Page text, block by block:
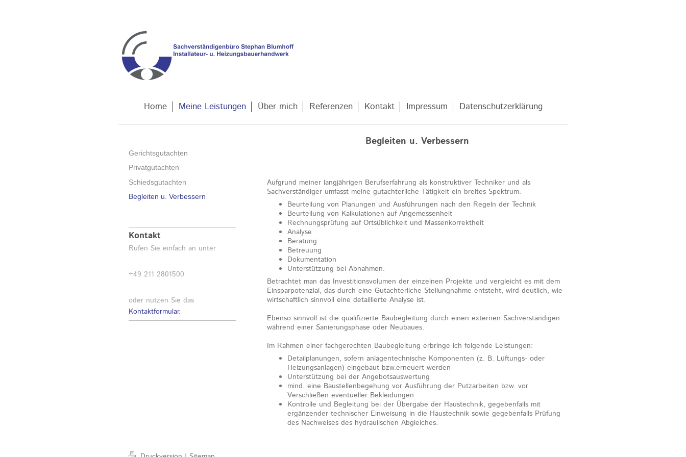
Home Meine Leistungen Über mich Referenzen Kontakt Impressum Datenschutzerklärung
Begleiten u. Verbessern
Aufgrund meiner langjährigen Berufserfahrung als konstruktiver Techniker und als
Sachverständiger umfasst meine gutachterliche Tätigkeit ein breites Spektrum.
Beurteilung von Planungen und Ausführungen nach den Regeln der Technik
Beurteilung von Kalkulationen auf Angemessenheit
Rechnungsprüfung auf Ortsüblichkeit und Massenkorrektheit
Analyse
Beratung
Betreuung
Dokumentation
Unterstützung bei Abnahmen.
Betrachtet man das Investitionsvolumen der einzelnen Projekte und vergleicht es mit dem
Einsparpotenzial, das durch eine Gutachterliche Stellungnahme entsteht, wird deutlich, wie
wirtschaftlich sinnvoll eine detaillierte Analyse ist.
Ebenso sinnvoll ist die qualifizierte Baubegleitung durch einen externen Sachverständigen
während einer Sanierungsphase oder Neubaues.
Im Rahmen einer fachgerechten Baubegleitung erbringe ich folgende Leistungen:
Detailplanungen, sofern anlagentechnische Komponenten (z. B. Lüftungs- oder
Heizungsanlagen) eingebaut bzw.erneuert werden
Unterstützung bei der Angebotsauswertung
mind. eine Baustellenbegehung vor Ausführung der Putzarbeiten bzw. vor
Verschließen eventueller Bekleidungen
Kontrolle und Begleitung bei der Übergabe der Haustechnik, gegebenfalls mit
ergänzender technischer Einweisung in die Haustechnik sowie gegebenfalls Prüfung
des Nachweises des hydraulischen Abgleiches.
Gerichtsgutachten
Privatgutachten
Schiedsgutachten
Begleiten u. Verbessern
Kontakt
Rufen Sie einfach an unter
+49 211 2801500
oder nutzen Sie das
Kontaktformular.